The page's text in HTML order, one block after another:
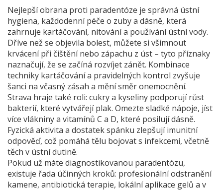
Nejlepší obrana proti paradentóze je správná ústní
hygiena, každodenní péče o zuby a dásně, která
zahrnuje kartáčování, nitování a používání ústní vody.
Dříve než se objevila bolest, můžete si všimnout
krvácení při čištění nebo zápachu z úst – tyto příznaky
naznačují, že se začíná rozvíjet zánět. Kombinace
techniky kartáčování a pravidelných kontrol zvyšuje
šanci na včasný zásah a mění směr onemocnění.
Strava hraje také roli: cukry a kyseliny podporují růst
bakterií, které vytvářejí plak. Omezte sladké nápoje, jíst
více vlákniny a vitamínů C a D, které posilují dásně.
Fyzická aktivita a dostatek spánku zlepšují imunitní
odpověď, což pomáhá tělu bojovat s infekcemi, včetně
těch v ústní dutině.
Pokud už máte diagnostikovanou paradentózu,
existuje řada účinných kroků: profesionální odstranění
kamene, antibiotická terapie, lokální aplikace gelů a v